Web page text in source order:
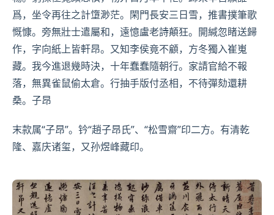
爲，坐令再往之計墯渺茫。閑門長安三日雪，推書撲筆歌
慨慷。旁無壯士遣屬和，遠憶盧老詩顛狂。開緘忽睹送歸
作，字向紙上皆軒昂。又知李侯竟不顧，方冬獨入崔嵬
藏。我今進退幾時決，十年蠢蠢隨朝行。家請官給不報
落，無異雀鼠偷太倉。行抽手版付丞相，不待彈劾還耕
桑。子昂
末款属“子昂”。钤“趙子昂氏”、“松雪齋”印二方。有清乾
隆、嘉庆诸玺，又孙煜峰藏印。